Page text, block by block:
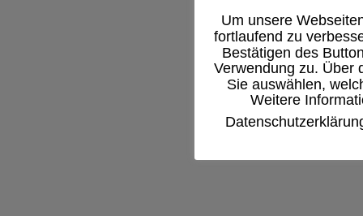
Um unsere
fortlaufend zu
Bestätigen des
Verwendung zu. Über
Sie auswählen,
Weitere